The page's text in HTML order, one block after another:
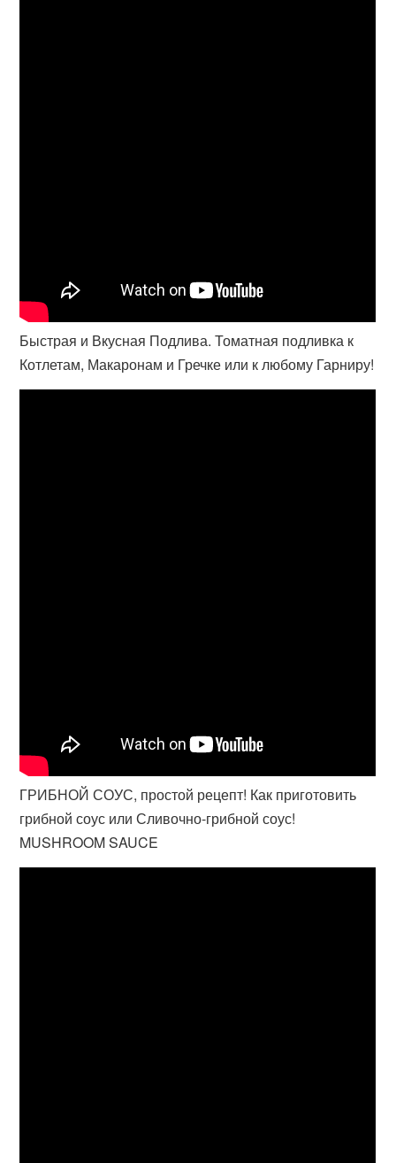
Быстрая и Вкусная Подлива. Томатная подливка к
Котлетам, Макаронам и Гречке или к любому Гарниру!
ГРИБНОЙ СОУС, простой рецепт! Как приготовить
грибной соус или Сливочно-грибной соус!
MUSHROOM SAUCE